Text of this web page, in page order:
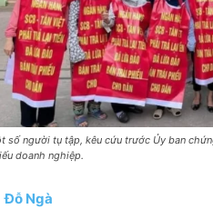
số người tụ tập, kêu cứu trước Ủy ban
doanh nghiệp.
Đỗ Ngà